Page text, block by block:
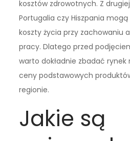
kosztów zdrowotnych. Z
Portugalia czy Hiszpania
koszty życia przy zachowaniu
pracy. Dlatego przed
warto dokładnie zbadać
ceny podstawowych
regionie.
Jakie są